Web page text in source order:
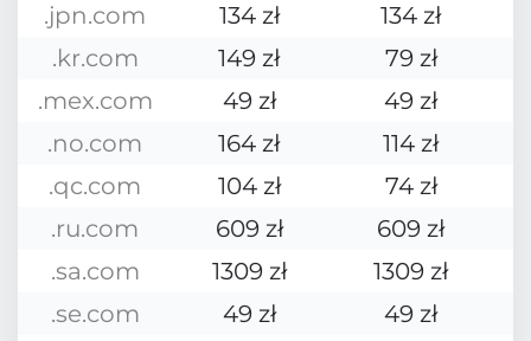
.jpn.com
134 zł
134 zł
.kr.com
149 zł
79 zł
.mex.com
49 zł
49 zł
.no.com
164 zł
114 zł
.qc.com
104 zł
74 zł
.ru.com
609 zł
609 zł
.sa.com
1309 zł 1309 zł
.se.com
49 zł
49 zł